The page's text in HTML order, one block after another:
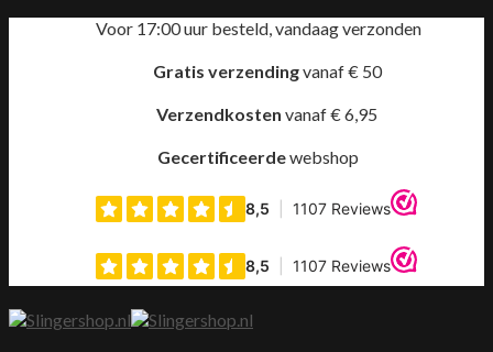
Voor 17:00 uur besteld, vandaag verzonden
Gratis verzendingvanaf € 50
Verzendkosten vanaf € 6,95
Gecertificeerdewebshop